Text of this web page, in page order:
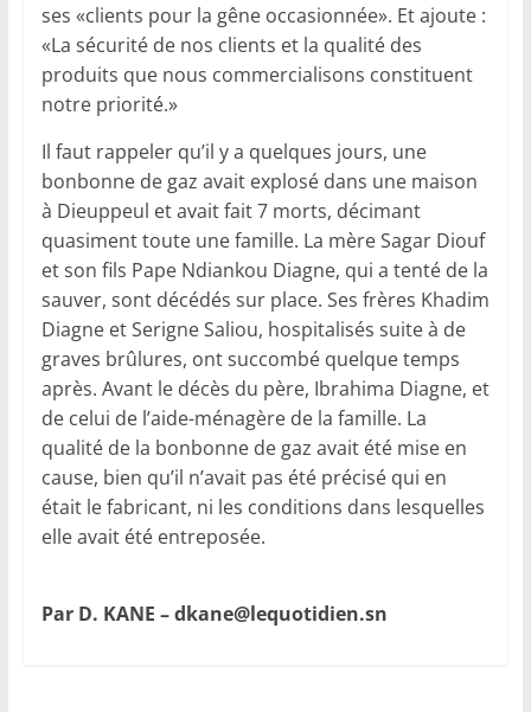
ses «clients pour la gêne occasionnée». Et ajoute :
«La sécurité de nos clients et la qualité des
produits que nous commercialisons constituent
notre priorité.»
Il faut rappeler qu’il y a quelques jours, une
bonbonne de gaz avait explosé dans une maison
à Dieuppeul et avait fait 7 morts, décimant
quasiment toute une famille. La mère Sagar Diouf
et son fils Pape Ndiankou Diagne, qui a tenté de la
sauver, sont décédés sur place. Ses frères Khadim
Diagne et Serigne Saliou, hospitalisés suite à de
graves brûlures, ont succombé quelque temps
après. Avant le décès du père, Ibrahima Diagne, et
de celui de l’aide-ménagère de la famille. La
qualité de la bonbonne de gaz avait été mise en
cause, bien qu’il n’avait pas été précisé qui en
était le fabricant, ni les conditions dans lesquelles
elle avait été entreposée.
Par D. KANE –dkane@lequotidien.sn